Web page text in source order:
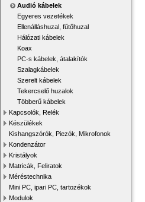
Audió kábelek
Egyeres vezetékek
Ellenálláshuzal, fűtőhuzal
Hálózati kábelek
Koax
PC-s kábelek, átalakítók
Szalagkábelek
Szerelt kábelek
Tekercselő huzalok
Többerű kábelek
Kapcsolók, Relék
Készülékek
Kishangszórók, Piezók, Mikrofonok
Kondenzátor
Kristályok
Matricák, Feliratok
Méréstechnika
Mini PC, ipari PC, tartozékok
Modulok